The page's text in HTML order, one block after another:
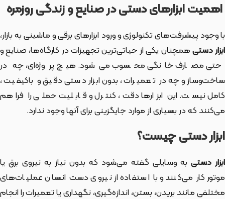
اهمیت ابزارهای دستی در صنایع و زندگی روزمره
با وجود پیشرفت‌های تکنولوژی و ورود ابزارهای برقی و ماشینی به بازار،
ابزار دستیهمچنان یکی از حیاتی‌ترین تجهیزات در کارگاه‌ها، صنایع و
حتی مصارف خانگی محسوب می‌شود. هیچ پروژه‌ای، چه در
ساخت‌وساز و چه در تعمیرات، بدون ابزار دستی دقیق و باکیفیت،
کامل نیست. این ابزارها دقت، کنترل و قابلیت حملی را فراهم
می‌کنند که در بسیاری از موارد جایگزینی برای آنها وجود ندارد.
ابزار دستی چیست؟
ابزار دستیبه وسایلی گفته می‌شود که بدون نیاز به نیروی برق یا
موتور کار می‌کنند و با استفاده از نیروی دست انسان عملیات‌های
مختلفی مانند بریدن، بستن، اندازه‌گیری، نگهداری یا تعمیرات را انجام